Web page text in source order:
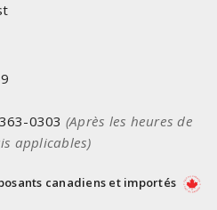
0303 (Après les heures de
applicables)
canadiens et importés